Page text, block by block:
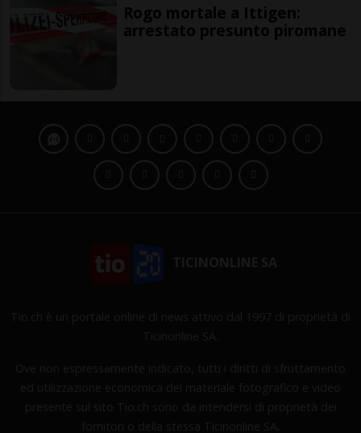
Rogo mortale a Ittigen:
arrestato presunto piromane